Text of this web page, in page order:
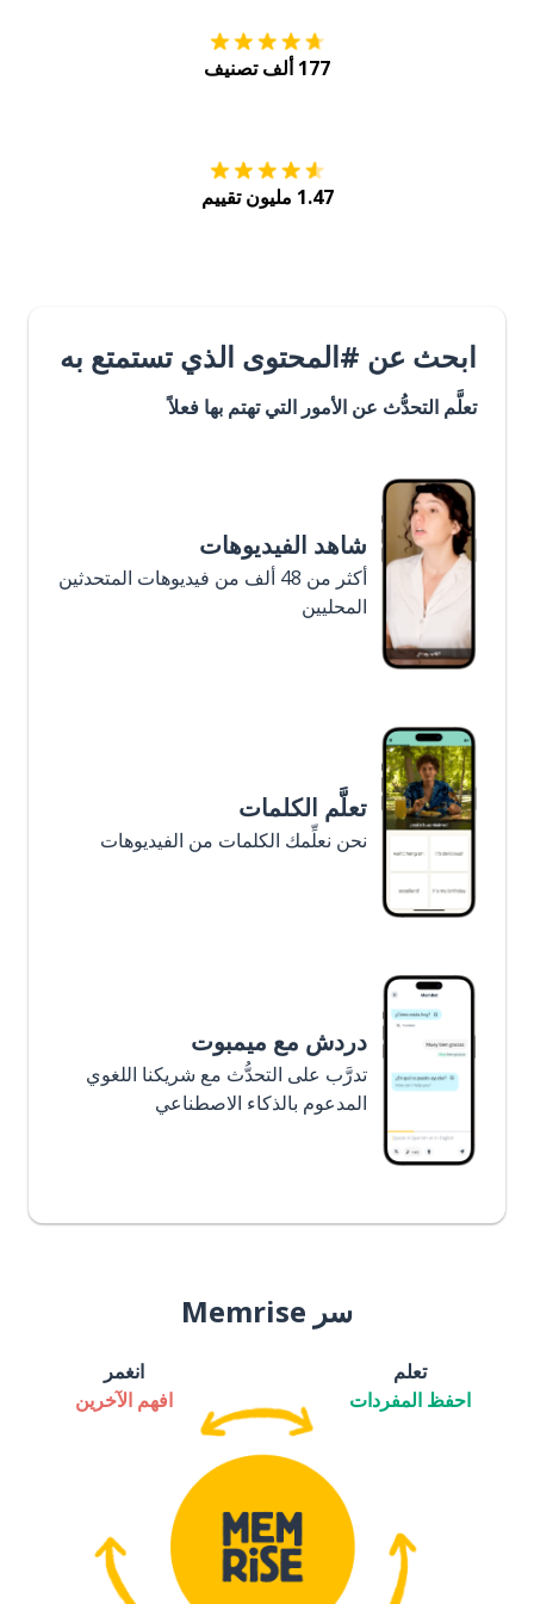
177 ألف تصنيف
1.47 مليون تقييم
ابحث عن #المحتوى الذي تستمتع به
تعلَّم التحدُّث عن الأمور التي تهتم بها فعلاً
شاهد الفيديوهات
أكثر من 48 ألف من فيديوهات المتحدثين
المحليين
تعلَّم الكلمات
نحن نعلِّمك الكلمات من الفيديوهات
دردش مع ميمبوت
تدرَّب على التحدُّث مع شريكنا اللغوي
المدعوم بالذكاء الاصطناعي
سر Memrise
تعلم
احفظ المفردات
انغمر
افهم الآخرين